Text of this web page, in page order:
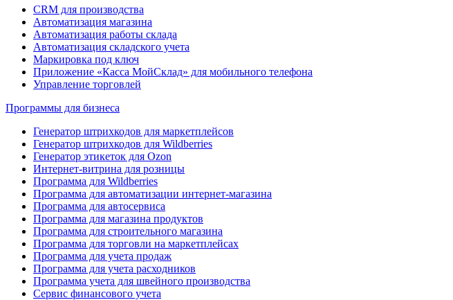
CRM для производства
Автоматизация магазина
Автоматизация работы склада
Автоматизация складского учета
Маркировка под ключ
Приложение «Касса МойСклад» для мобильного телефона
Управление торговлей
Программы для бизнеса
Генератор штрихкодов для маркетплейсов
Генератор штрихкодов для Wildberries
Генератор этикеток для Ozon
Интернет-витрина для розницы
Программа для Wildberries
Программа для автоматизации интернет-магазина
Программа для автосервиса
Программа для магазина продуктов
Программа для строительного магазина
Программа для торговли на маркетплейсах
Программа для учета продаж
Программа для учета расходников
Программа учета для швейного производства
Сервис финансового учета